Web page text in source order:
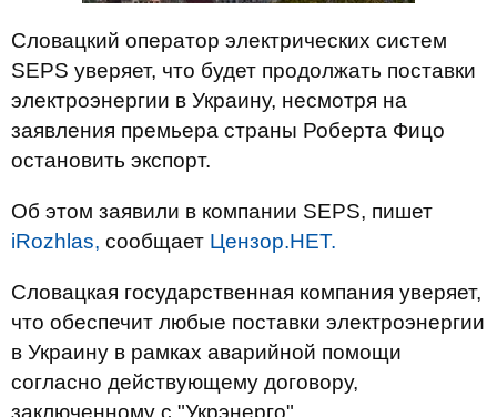
Словацкий оператор электрических систем
SEPS уверяет, что будет продолжать поставки
электроэнергии в Украину, несмотря на
заявления премьера страны Роберта Фицо
остановить экспорт.
Об этом заявили в компании SEPS, пишет
iRozhlas, сообщает Цензор.НЕТ.
Словацкая государственная компания уверяет,
что обеспечит любые поставки электроэнергии
в Украину в рамках аварийной помощи
согласно действующему договору,
заключенному с "Укрэнерго".